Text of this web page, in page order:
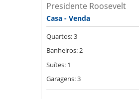
Presidente Roosevelt
Casa - Venda
Quartos: 3
Banheiros: 2
Suítes: 1
Garagens: 3